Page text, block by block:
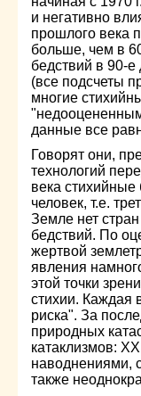
и негативно
прошлого века
больше, чем в
бедствий в 90-е
(все подсчеты
многие
данные все
Говорят они,
технологий
века стихийные
человек, т.е.
Земле нет
бедствий. По
жертвой
явления
этой точки
стихии. Каждая
риска". За
природных
катаклизмов:
наводнениями,
также